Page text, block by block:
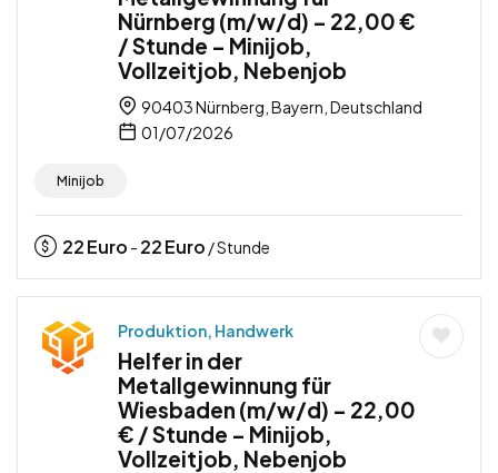
Nürnberg (m/w/d) – 22,00 €
/ Stunde – Minijob,
Vollzeitjob, Nebenjob
90403 Nürnberg, Bayern, Deutschland
01/07/2026
Minijob
22Euro - 22Euro / Stunde
Produktion, Handwerk
Helfer in der
Metallgewinnung für
Wiesbaden (m/w/d) – 22,00
€ / Stunde – Minijob,
Vollzeitjob, Nebenjob